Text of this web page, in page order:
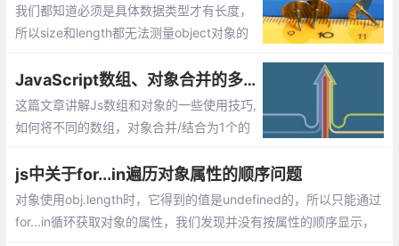
我们都知道必须是具体数据类型才有长度，
所以size和length都无法测量object对象的
象属性的个数呢？
JavaScript数组、对象合并的多种方法实现
这篇文章讲解Js数组和对象的一些使用技巧,
如何将不同的数组，对象合并/结合为1个的
js中关于for...in遍历对象属性的顺序问题
对象使用obj.length时，它得到的值是undefined的，所以只能通过
for...in循环获取对象的属性，我们发现并没有按属性的顺序显示，